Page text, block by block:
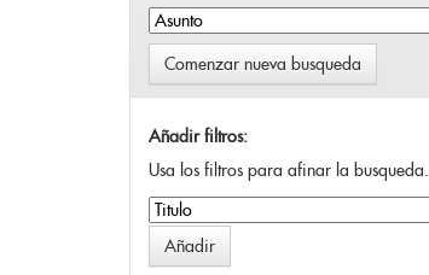
Comenzar nueva busqueda
Añadir filtros:
Usa los filtros para afinar la busqueda.